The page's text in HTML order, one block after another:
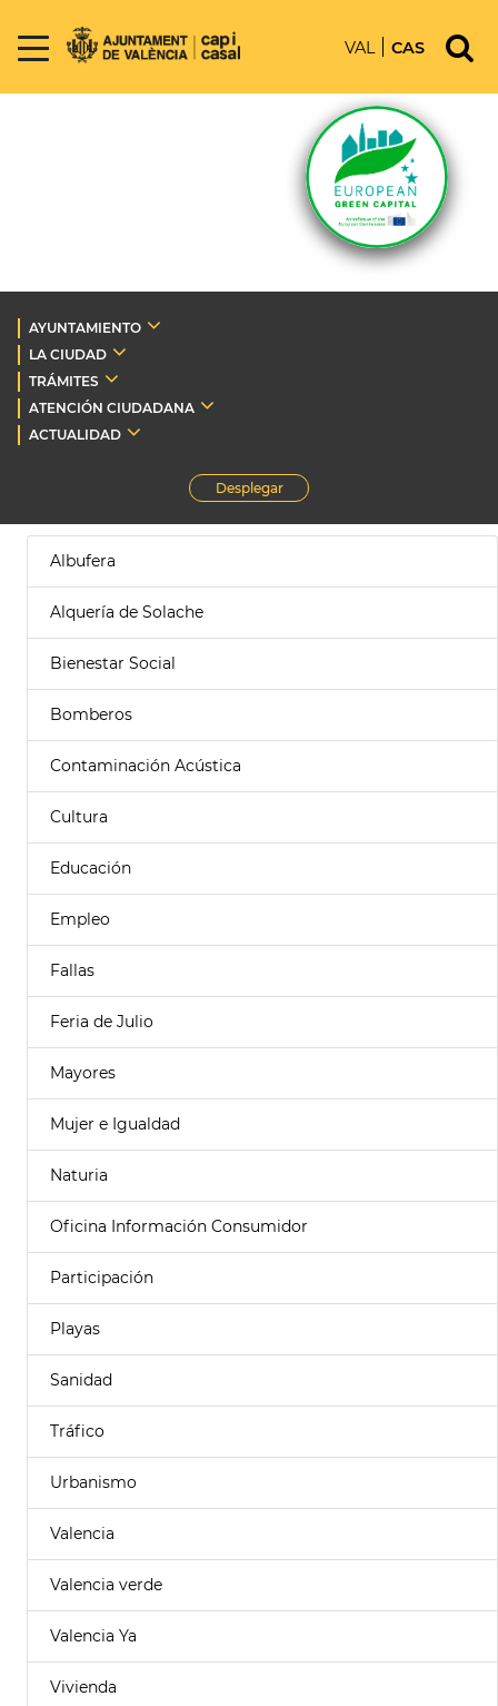
VAL CAS
AYUNTAMIENTO
LA CIUDAD
TRÁMITES
ATENCIÓN CIUDADANA
ACTUALIDAD
Desplegar
Albufera
Alquería de Solache
Bienestar Social
Bomberos
Contaminación Acústica
Cultura
Educación
Empleo
Fallas
Feria de Julio
Mayores
Mujer e Igualdad
Naturia
Oficina Información Consumidor
Participación
Playas
Sanidad
Tráfico
Urbanismo
Valencia
Valencia verde
Valencia Ya
Vivienda